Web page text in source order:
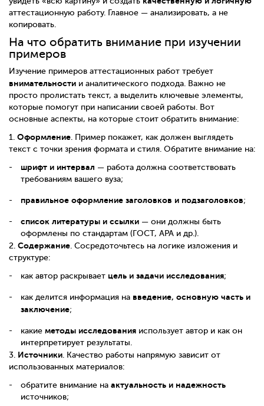
аттестационную работу. Главное — анализировать, а не
копировать.
На что обратить внимание при изучении
примеров
Изучение примеров аттестационных работ требует
внимательности и аналитического подхода. Важно не
просто пролистать текст, а выделить ключевые элементы,
которые помогут при написании своей работы. Вот
основные аспекты, на которые стоит обратить внимание:
1. Оформление. Пример покажет, как должен выглядеть
текст с точки зрения формата и стиля. Обратите внимание на:
шрифт и интервал — работа должна соответствовать
требованиям вашего вуза;
правильное оформление заголовков и подзаголовков;
список литературы и ссылки — они должны быть
оформлены по стандартам (ГОСТ, APA и др.).
2. Содержание. Сосредоточьтесь на логике изложения и
структуре:
как автор раскрывает цель и задачи исследования;
как делится информация на введение, основную часть и
заключение;
какие методы исследования использует автор и как он
интерпретирует результаты.
3. Источники. Качество работы напрямую зависит от
использованных материалов:
обратите внимание на актуальность и надежность
источников;